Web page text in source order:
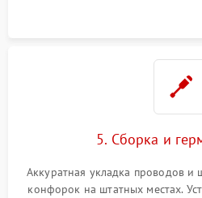
5. Сборка и
Аккуратная укладка проводов и
конфорок на штатных местах.